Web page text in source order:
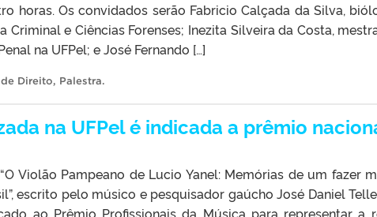
horas. Os convidados serão Fabricio Calçada da Silva,
Criminal e Ciências Forenses; Inezita Silveira da Costa,
na UFPel; e José Fernando […]
Direito, Palestra.
na UFPel é indicada a prêmio
Violão Pampeano de Lucio Yanel: Memórias de um fazer
escrito pelo músico e pesquisador gaúcho José Daniel
ao Prêmio Profissionais da Música para representar a